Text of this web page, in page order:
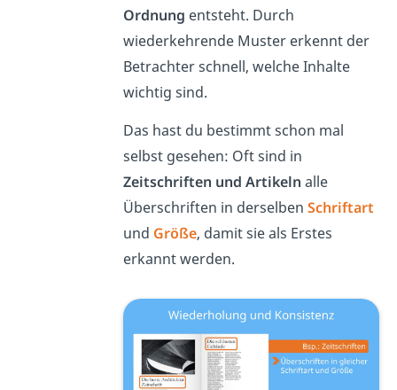
Ordnung entsteht. Durch
wiederkehrende Muster erkennt der
Betrachter schnell, welche Inhalte
wichtig sind.
Das hast du bestimmt schon mal
selbst gesehen: Oft sind in
Zeitschriften und Artikeln alle
Überschriften in derselben Schriftart
und Größe, damit sie als Erstes
erkannt werden.